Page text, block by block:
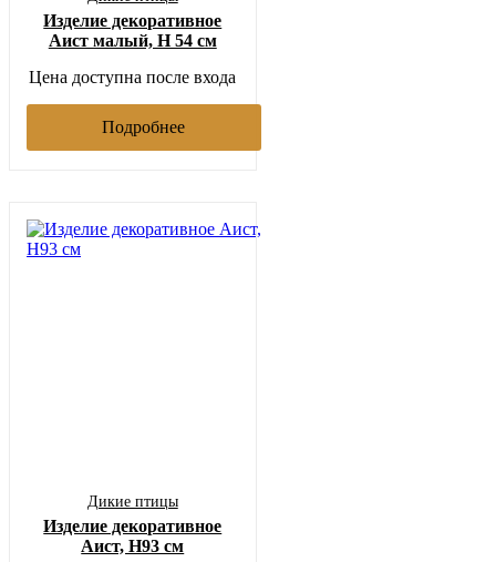
Изделие декоративное
Аист малый, H 54 см
Цена доступна после входа
Подробнее
Дикие птицы
Изделие декоративное
Аист, Н93 см